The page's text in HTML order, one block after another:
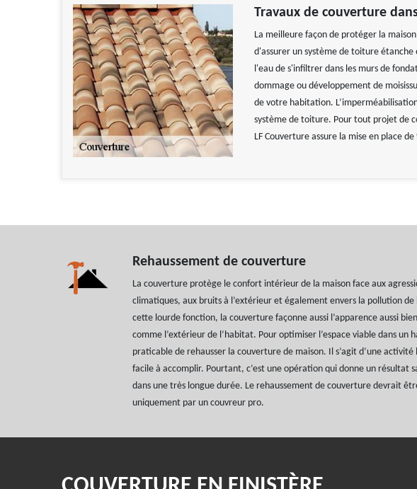
Travaux de couverture
La meilleure façon de protéger la
d'assurer un système de toiture
l'eau de s'infiltrer dans les murs de
dommage ou développement de
de votre habitation.
système de toiture. Pour tout projet de
LF Couverture assure la mise en place
Rehaussement de couverture
La couverture protège le confort intérieur de la maison face aux
climatiques, aux bruits à l’extérieur et également envers la pollution de
cette lourde fonction, la couverture façonne aussi l’apparence aussi
comme l’extérieur de l’habitat. Pour optimiser l’espace viable dans un
praticable de rehausser la couverture de maison. Il s’agit d’une activité
facile à accomplir. Pourtant, c’est une opération qui donne un résultat
dans une très longue durée. Le rehaussement de couverture devrait
uniquement par un couvreur pro.